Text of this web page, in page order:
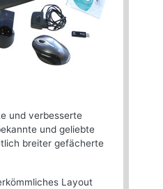
und verbesserte
und geliebte
breiter gefächerte
Layout